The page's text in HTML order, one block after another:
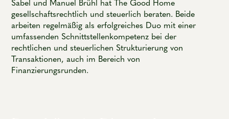
Sabel und Manuel Brühl hat The Good Home
gesellschaftsrechtlich und steuerlich beraten. Beide
arbeiten regelmäßig als erfolgreiches Duo mit einer
umfassenden Schnittstellenkompetenz bei der
rechtlichen und steuerlichen Strukturierung von
Transaktionen, auch im Bereich von
Finanzierungsrunden.